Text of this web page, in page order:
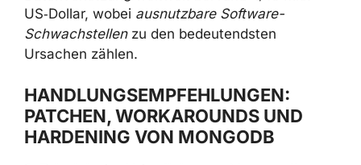
Breach Report 2023lagen die
durchschnittlichen Kosten einer
Datenverletzung weltweit bei rund 4,45 Mio.
Schwachstellenzu den bedeutendsten
Ursachen zählen.